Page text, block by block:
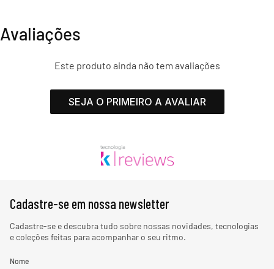
Avaliações
Este produto ainda não tem avaliações
SEJA O PRIMEIRO A AVALIAR
Cadastre-se em nossa newsletter
Cadastre-se e descubra tudo sobre nossas novidades, tecnologias
e coleções feitas para acompanhar o seu ritmo.
Nome